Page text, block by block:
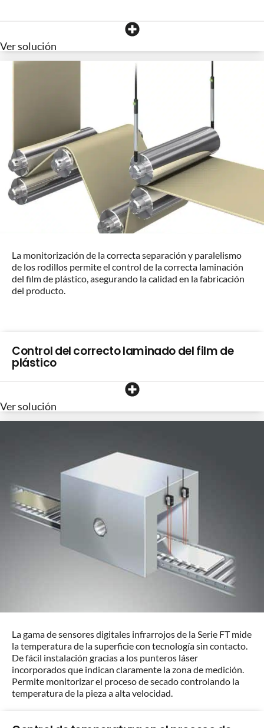
Ver solución
La monitorización de la correcta separación y paralelismo
de los rodillos permite el control de la correcta laminación
del film de plástico, asegurando la calidad en la fabricación
del producto.
Control del correcto laminado del film de
plástico
Ver solución
La gama de sensores digitales infrarrojos de la Serie FT mide
la temperatura de la superficie con tecnología sin contacto.
De fácil instalación gracias a los punteros láser
incorporados que indican claramente la zona de medición.
Permite monitorizar el proceso de secado controlando la
temperatura de la pieza a alta velocidad.